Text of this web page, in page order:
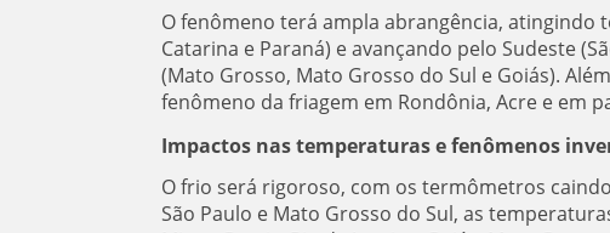
O fenômeno terá ampla abrangência, atingindo
Catarina e Paraná) e avançando pelo Sudeste
(Mato Grosso, Mato Grosso do Sul e Goiás).
fenômeno da friagem em Rondônia, Acre e em
Impactos nas temperaturas e fenômenos
O frio será rigoroso, com os termômetros
São Paulo e Mato Grosso do Sul, as